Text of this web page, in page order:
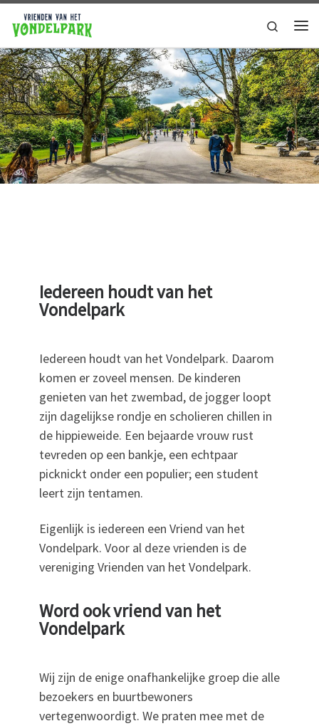
Ga naar de inhoud Search
Iedereen houdt van het
Vondelpark
Iedereen houdt van het Vondelpark. Daarom
komen er zoveel mensen. De kinderen
genieten van het zwembad, de jogger loopt
zijn dagelijkse rondje en scholieren chillen in
de hippieweide. Een bejaarde vrouw rust
tevreden op een bankje, een echtpaar
picknickt onder een populier; een student
leert zijn tentamen.
Eigenlijk is iedereen een Vriend van het
Vondelpark. Voor al deze vrienden is de
vereniging Vrienden van het Vondelpark.
Word ook vriend van het
Vondelpark
Wij zijn de enige onafhankelijke groep die alle
bezoekers en buurtbewoners
vertegenwoordigt. We praten mee met de